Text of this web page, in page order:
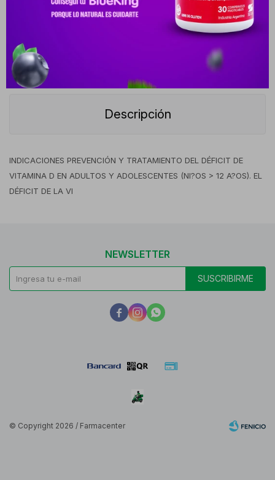
Características
Descripción
INDICACIONES PREVENCIÓN Y TRATAMIENTO DEL DÉFICIT DE
VITAMINA D EN ADULTOS Y ADOLESCENTES (NI?OS > 12 A?OS). EL
DÉFICIT DE LA VI
NEWSLETTER
SUSCRIBIRME
  
© Copyright 2026 / Farmacenter